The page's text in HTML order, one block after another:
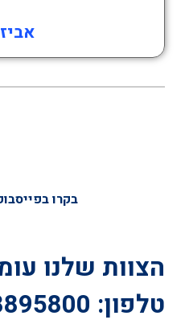
בקרו
הצוות שלנו
טלפון: 076-8895800